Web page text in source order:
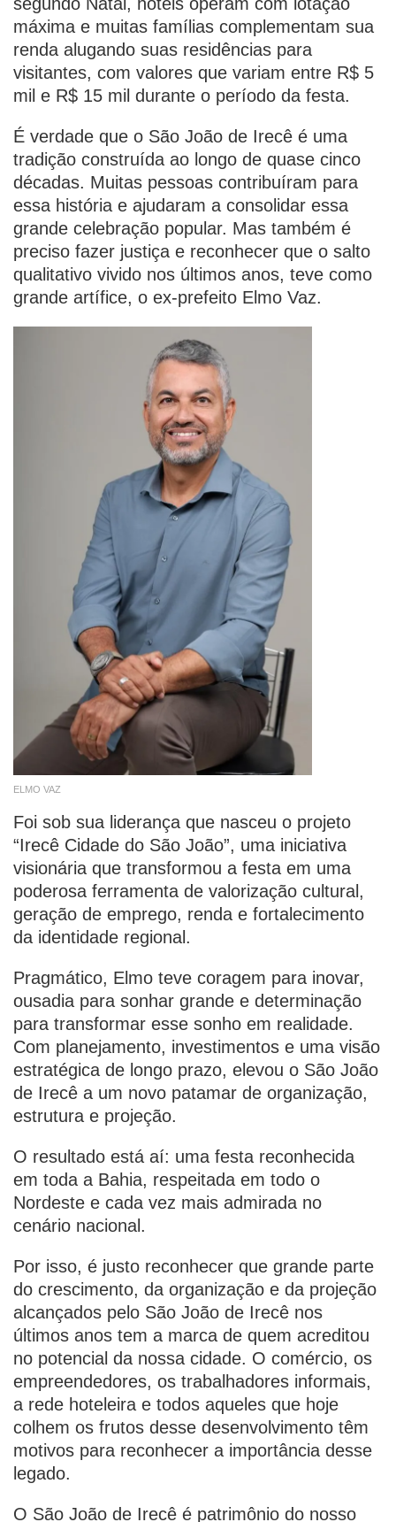
máxima e muitas famílias complementam sua
renda alugando suas residências para
visitantes, com valores que variam entre R$ 5
mil e R$ 15 mil durante o período da festa.
É verdade que o São João de Irecê é uma
tradição construída ao longo de quase cinco
décadas. Muitas pessoas contribuíram para
essa história e ajudaram a consolidar essa
grande celebração popular. Mas também é
preciso fazer justiça e reconhecer que o salto
qualitativo vivido nos últimos anos, teve como
grande artífice, o ex-prefeito Elmo Vaz.
ELMO VAZ
Foi sob sua liderança que nasceu o projeto
“Irecê Cidade do São João”, uma iniciativa
visionária que transformou a festa em uma
poderosa ferramenta de valorização cultural,
geração de emprego, renda e fortalecimento
da identidade regional.
Pragmático, Elmo teve coragem para inovar,
ousadia para sonhar grande e determinação
para transformar esse sonho em realidade.
Com planejamento, investimentos e uma visão
estratégica de longo prazo, elevou o São João
de Irecê a um novo patamar de organização,
estrutura e projeção.
O resultado está aí: uma festa reconhecida
em toda a Bahia, respeitada em todo o
Nordeste e cada vez mais admirada no
cenário nacional.
Por isso, é justo reconhecer que grande parte
do crescimento, da organização e da projeção
alcançados pelo São João de Irecê nos
últimos anos tem a marca de quem acreditou
no potencial da nossa cidade. O comércio, os
empreendedores, os trabalhadores informais,
a rede hoteleira e todos aqueles que hoje
colhem os frutos desse desenvolvimento têm
motivos para reconhecer a importância desse
legado.
O São João de Irecê é patrimônio do nosso